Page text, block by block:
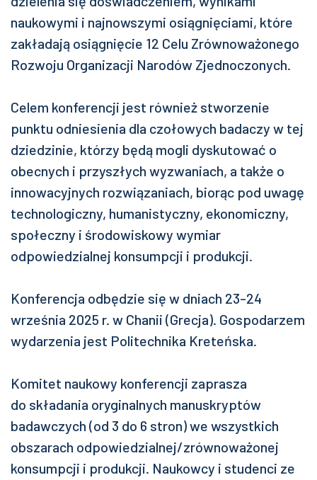
naukowymi i najnowszymi osiągnięciami, które
zakładają osiągnięcie 12 Celu Zrównoważonego
Rozwoju Organizacji Narodów Zjednoczonych.
Celem konferencji jest również stworzenie
punktu odniesienia dla czołowych badaczy w tej
dziedzinie, którzy będą mogli dyskutować o
obecnych i przyszłych wyzwaniach, a także o
innowacyjnych rozwiązaniach, biorąc pod uwagę
technologiczny, humanistyczny, ekonomiczny,
społeczny i środowiskowy wymiar
odpowiedzialnej konsumpcji i produkcji.
Konferencja odbędzie się w dniach 23-24
września 2025 r. w Chanii (Grecja). Gospodarzem
wydarzenia jest Politechnika Kreteńska.
Komitet naukowy konferencji zaprasza
do składania oryginalnych manuskryptów
badawczych (od 3 do 6 stron)we wszystkich
obszarach odpowiedzialnej/zrównoważonej
konsumpcji i produkcji. Naukowcy i studenci ze